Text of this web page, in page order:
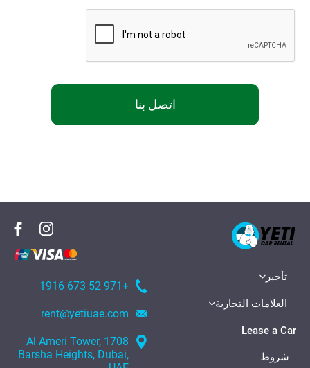
اتصل بنا
تأجير
العلامات التجارية
Lease a Car
شروط
+971 52 673 1916
rent@yetiuae.com
1708 Al Ameri Tower,
Barsha Heights, Dubai,